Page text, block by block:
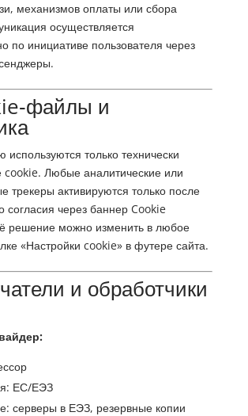
механизмов оплаты или сбора
осуществляется
по инициативе пользователя через
и
только технически
Любые аналитические или
трекеры активируются только после
согласия через баннер Cookie
решение можно изменить в любое
«Настройки cookie» в футере сайта.
и обработчики
ЕС/ЕЭЗ
серверы в ЕЭЗ, резервные копии